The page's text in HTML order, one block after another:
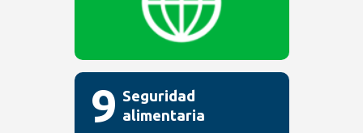
9 Seguridad
alimentaria